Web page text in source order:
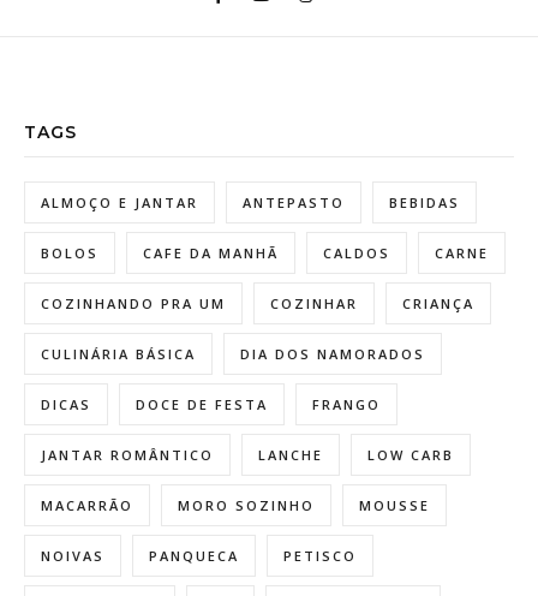
TAGS
ALMOÇO E JANTAR ANTEPASTO BEBIDAS
BOLOS CAFE DA MANHÃ CALDOS CARNE
COZINHANDO PRA UM COZINHAR CRIANÇA
CULINÁRIA BÁSICA DIA DOS NAMORADOS
DICAS DOCE DE FESTA FRANGO
JANTAR ROMÂNTICO LANCHE LOW CARB
MACARRÃO MORO SOZINHO MOUSSE
NOIVAS PANQUECA PETISCO